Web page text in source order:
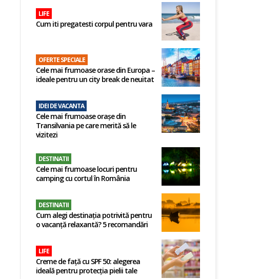
LIFE
Cum iti pregatesti corpul pentru vara
OFERTE SPECIALE
Cele mai frumoase orase din Europa –
ideale pentru un city break de neuitat
IDEI DE VACANTA
Cele mai frumoase orașe din
Transilvania pe care merită să le
vizitezi
DESTINATII
Cele mai frumoase locuri pentru
camping cu cortul în România
DESTINATII
Cum alegi destinația potrivită pentru
o vacanță relaxantă? 5 recomandări
LIFE
Creme de față cu SPF 50: alegerea
ideală pentru protecția pielii tale